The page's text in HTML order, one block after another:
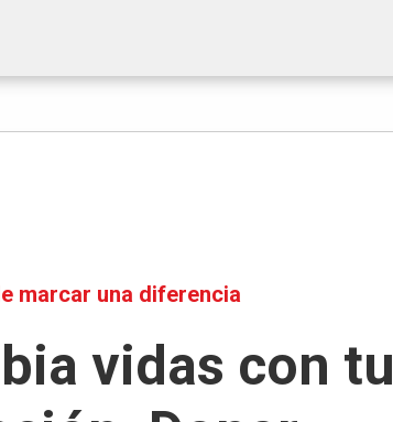
marcar una diferencia
vidas con tu